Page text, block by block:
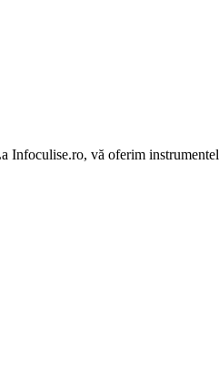
Infoculise.ro, vă oferim